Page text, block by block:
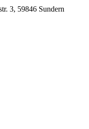
3, 59846 Sundern